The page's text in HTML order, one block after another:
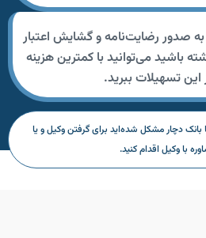
به صدور رضایت‌نامه و گشایش اعتبار
باشید می‌توانید با کمترین هزینه
این تسهیلات ببرید.
بانک دچار مشکل شده‌اید برای گرفتن وکیل و یا
با وکیل اقدام کنید.